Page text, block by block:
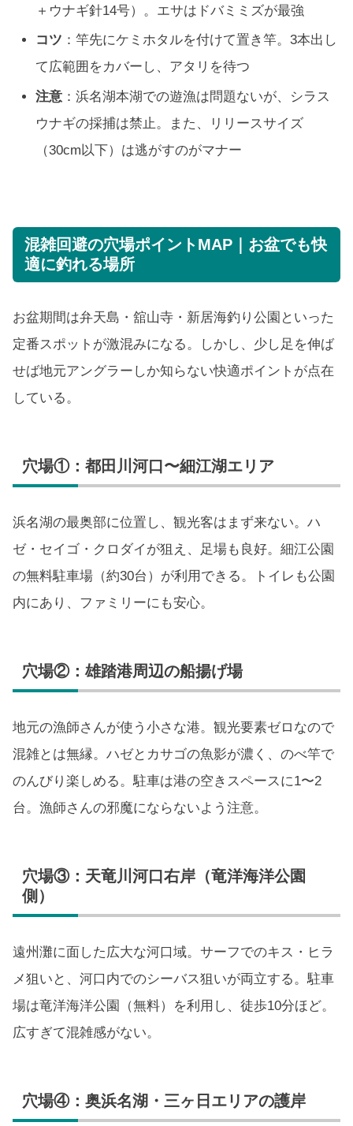
＋ウナギ針14号）。エサはドバミミズが最強
コツ ：竿先にケミホタルを付けて置き竿。3本出し
て広範囲をカバーし、アタリを待つ
注意 ：浜名湖本湖での遊漁は問題ないが、シラス
ウナギの採捕は禁止。また、リリースサイズ
（30cm以下）は逃がすのがマナー
混雑回避の穴場ポイントMAP｜お盆でも快
適に釣れる場所
お盆期間は弁天島・舘山寺・新居海釣り公園といった
定番スポットが激混みになる。しかし、少し足を伸ば
せば地元アングラーしか知らない快適ポイントが点在
している。
穴場①：都田川河口〜細江湖エリア
浜名湖の最奥部に位置し、観光客はまず来ない。ハ
ゼ・セイゴ・クロダイが狙え、足場も良好。細江公園
の無料駐車場（約30台）が利用できる。トイレも公園
内にあり、ファミリーにも安心。
穴場②：雄踏港周辺の船揚げ場
地元の漁師さんが使う小さな港。観光要素ゼロなので
混雑とは無縁。ハゼとカサゴの魚影が濃く、のべ竿で
のんびり楽しめる。駐車は港の空きスペースに1〜2
台。漁師さんの邪魔にならないよう注意。
穴場③：天竜川河口右岸（竜洋海洋公園
側）
遠州灘に面した広大な河口域。サーフでのキス・ヒラ
メ狙いと、河口内でのシーバス狙いが両立する。駐車
場は竜洋海洋公園（無料）を利用し、徒歩10分ほど。
広すぎて混雑感がない。
穴場④：奥浜名湖・三ヶ日エリアの護岸